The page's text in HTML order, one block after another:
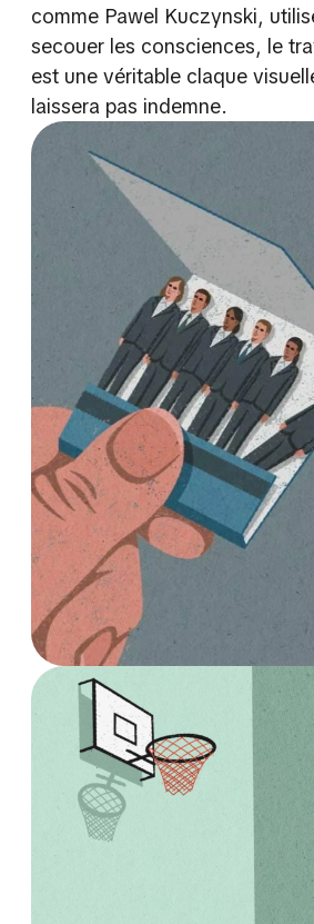
comme Pawel Kuczynski,
secouer les consciences, le
est une véritable claque
laissera pas indemne.